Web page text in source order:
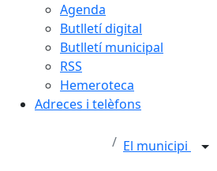
Agenda
Butlletí digital
Butlletí municipal
RSS
Hemeroteca
Adreces i telèfons
El municipi